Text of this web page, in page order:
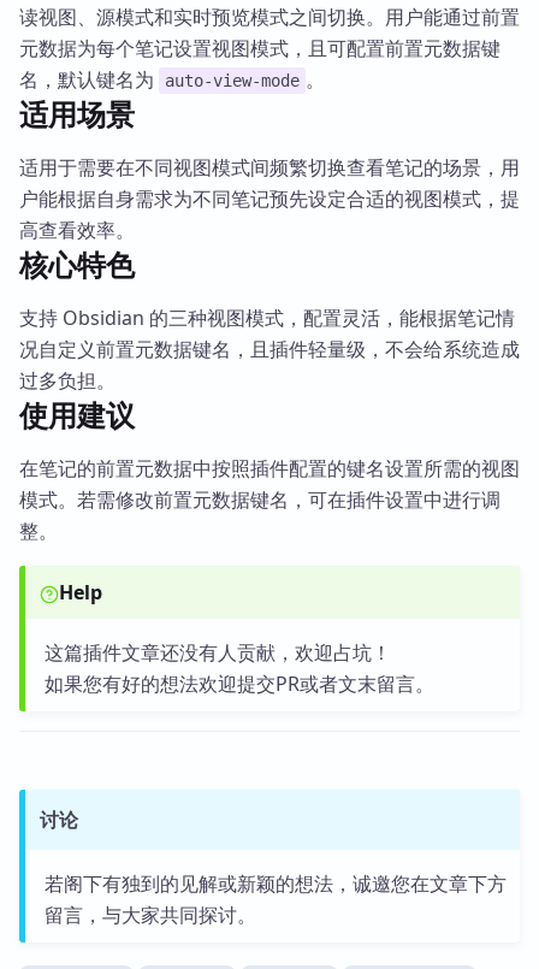
读视图、源模式和实时预览模式之间切换。用户能通过前置
元数据为每个笔记设置视图模式，且可配置前置元数据键
名，默认键名为
auto-view-mode 。
适用场景
适用于需要在不同视图模式间频繁切换查看笔记的场景，用
户能根据自身需求为不同笔记预先设定合适的视图模式，提
高查看效率。
核心特色
支持 Obsidian 的三种视图模式，配置灵活，能根据笔记情
况自定义前置元数据键名，且插件轻量级，不会给系统造成
过多负担。
使用建议
在笔记的前置元数据中按照插件配置的键名设置所需的视图
模式。若需修改前置元数据键名，可在插件设置中进行调
整。
Help
这篇插件文章还没有人贡献，欢迎占坑！
如果您有好的想法欢迎提交PR或者文末留言。
讨论
若阁下有独到的见解或新颖的想法，诚邀您在文章下方
留言，与大家共同探讨。